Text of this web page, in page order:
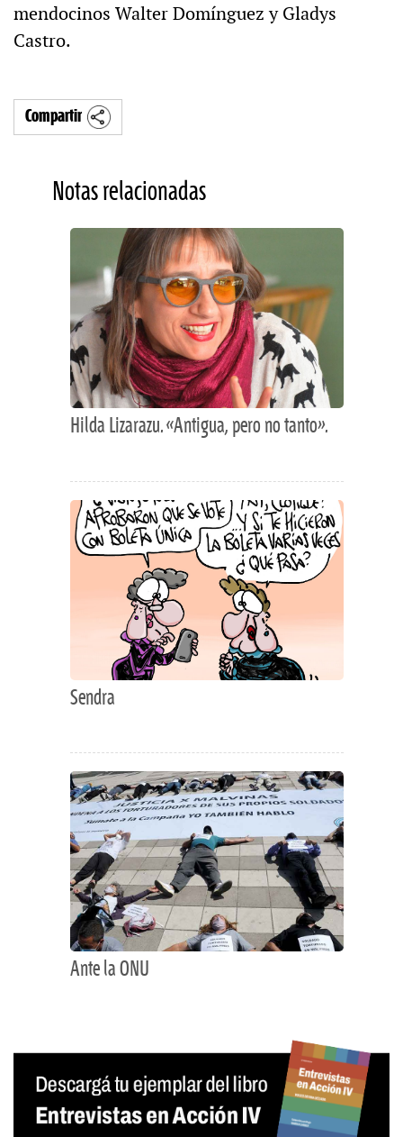
mendocinos Walter Domínguez y Gladys
Castro.
Compartir
Notas relacionadas
Hilda Lizarazu. «Antigua, pero no tanto».
Sendra
Ante la ONU